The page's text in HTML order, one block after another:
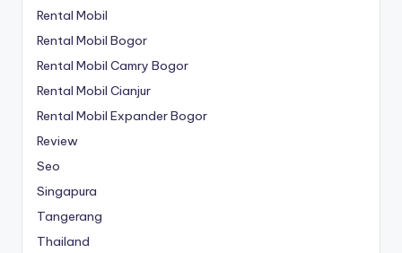
Rental Mobil
Rental Mobil Bogor
Rental Mobil Camry Bogor
Rental Mobil Cianjur
Rental Mobil Expander Bogor
Review
Seo
Singapura
Tangerang
Thailand